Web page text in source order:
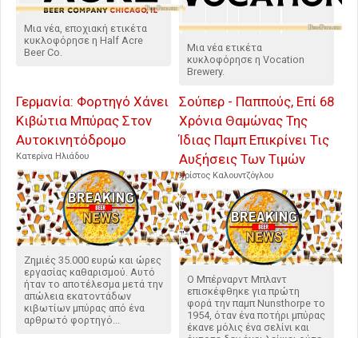
Μια νέα, εποχιακή ετικέτα
κυκλοφόρησε η Half Acre
Beer Co.
Μια νέα ετικέτα
κυκλοφόρησε η Vocation
Brewery.
Γερμανία: Φορτηγό Χάνει
Κιβώτια Μπύρας Στον
Αυτοκινητόδρομο
Κατερίνα Ηλιάδου
Ζημιές 35.000 ευρώ και ώρες
εργασίας καθαρισμού. Αυτό
ήταν το αποτέλεσμα μετά την
απώλεια εκατοντάδων
κιβωτίων μπύρας από ένα
αρθρωτό φορτηγό...
Σούπερ - Παππούς, Επί 68
Χρόνια Θαμώνας Της
Ίδιας Παμπ Επικρίνει Τις
Αυξήσεις Των Τιμών
Χρίστος Καλουντζόγλου
O Μπέρναρντ Μπλαντ
επισκέφθηκε για πρώτη
φορά την παμπ Nunsthorpe το
1954, όταν ένα ποτήρι μπύρας
έκανε μόλις ένα σελίνι και